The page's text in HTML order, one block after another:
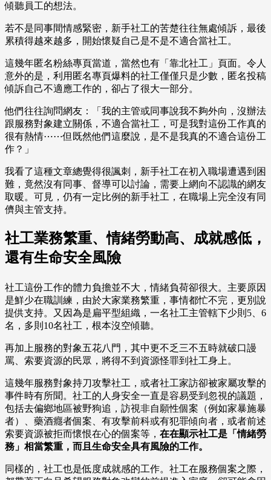
傾聽員工的想法。
若不是同事間情感緊密，新手社工的苦楚往往無處傾訴，最後
累積得越來越多，開始懷疑自己是不是不適合當社工。
這幾年匿名粉絲專頁當道，當然也有「靠北社工」頁面。令人
意外的是，利用匿名專頁爆料的社工僅僅只是少數，匿名投稿
傾訴自己不適應工作的，卻占了很大一部分。
他們往往詢問網友：「我的主管或同事說我不夠外向，沒辦法
跟服務對象建立關係，不適合當社工，可是我對這份工作真的
很有熱情⋯⋯但既然他們這麼說，是不是我真的不適合這份工
作？」
我看了這種文章總覺得很諷刺，新手社工在初入職場遭遇到困
難，竟然沒有同事、督導可以討論，需要上網向不認識的網友
取暖。可見，仍有一定比例的新手社工，在職場上完全沒有同
儕與主管支持。
社工業務繁重、情緒勞動高、成就感低，
還有生命安全風險
社工這份工作的體力負擔並不大，情緒負荷卻很大。主要原因
是鮮少在職訓練，由於大家業務繁重，事情都忙不完，更別說
提供支持。又因為是扁平型組織，一名社工主管轄下少則5、6
名，多則10名社工，根本沒空傾聽。
再加上服務的對象五花八門，其中更不乏三不五時就破口謾
罵、索要資源的民眾，將得不到資源怪罪到社工身上。
這幾年服務對象持刀攻擊社工，或者社工家訪卻被家屬攻擊的
事件時有所聞。社工的人身安全一直是容易受到忽視的議題，
包括去偏鄉地區被野狗追，訪視非自願性個案（例如家暴施暴
者）、藥酒癮者個案、有攻擊前科或有犯罪傾向者，或者前述
索要資源被拒而懷恨在心的個案等， 在在顯示社工是「情緒勞
務」相當繁重，而且生命安全具有風險的工作。
同樣的，社工也是低度成就感的工作。社工在服務個案之際，